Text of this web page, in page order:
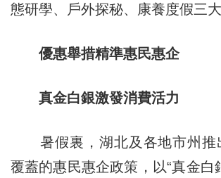
態研學、戶外探秘、康養度假三大
優惠舉措精準惠民惠企
真金白銀激發消費活力
暑假裏，湖北及各地市州推
覆蓋的惠民惠企政策，以“真金白